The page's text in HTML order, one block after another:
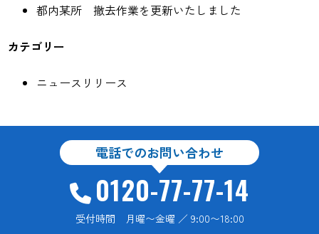
都内某所 撤去作業を更新いたしました
カテゴリー
ニュースリリース
電話でのお問い合わせ
0120-77-77-14
受付時間 月曜〜金曜 ／ 9:00〜18:00